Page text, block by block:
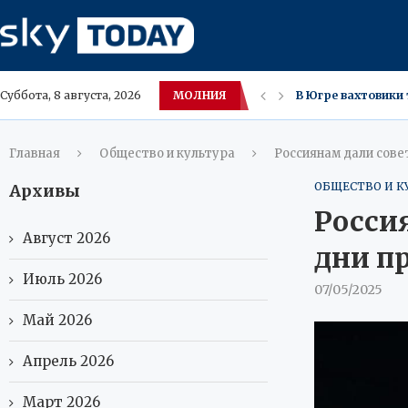
Суббота, 8 августа, 2026 МОЛНИЯ Внук Шарля де
Употребление
Оземпик‑фейс —
Налоговая РФ
В ХМАО цены на
Гигантские
Обрушившийся
30 минут
Главная Общество и культура Россиянам дали
ОБЩЕСТВО И
дни
07/05/2025
Архивы
Август 2026
Июль 2026
Май 2026
Апрель 2026
Март 2026